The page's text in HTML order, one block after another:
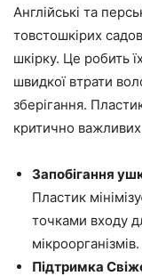
Англійські та
товстошкірих
шкірку. Це робить
швидкої втрати
зберігання.
критично
Запобігання
Пластик
точками входу
мікроорганізмів.
Підтримка